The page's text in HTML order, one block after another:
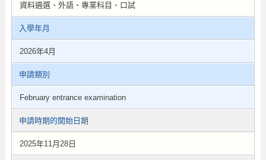
資料遴選、外語、專業科目、口試
入學年月
2026年4月
申請類別
February entrance examination
申請時期的開始日期
2025年11月28日